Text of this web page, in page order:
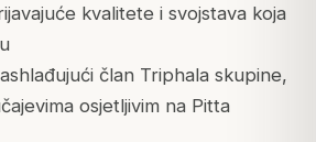
kvalitete i svojstava koja
član Triphala skupine,
osjetljivim na Pitta